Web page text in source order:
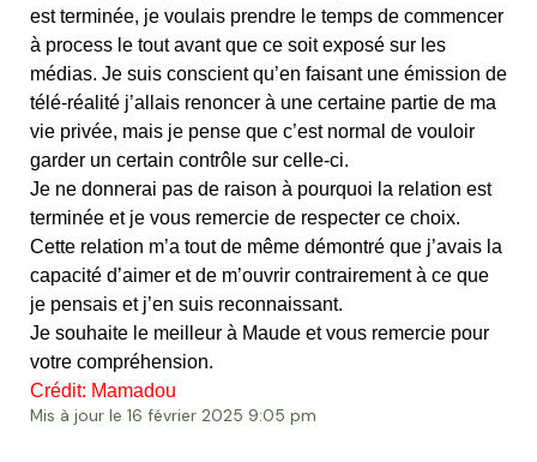
est terminée, je voulais prendre le temps de commencer
à process le tout avant que ce soit exposé sur les
médias. Je suis conscient qu’en faisant une émission de
télé-réalité j’allais renoncer à une certaine partie de ma
vie privée, mais je pense que c’est normal de vouloir
garder un certain contrôle sur celle-ci.
Je ne donnerai pas de raison à pourquoi la relation est
terminée et je vous remercie de respecter ce choix.
Cette relation m’a tout de même démontré que j’avais la
capacité d’aimer et de m’ouvrir contrairement à ce que
je pensais et j’en suis reconnaissant.
Je souhaite le meilleur à Maude et vous remercie pour
votre compréhension.
Crédit: Mamadou
Mis à jour le 16 février 2025 9:05 pm